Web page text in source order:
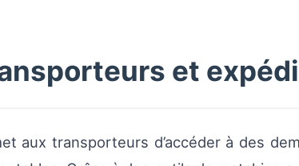
et
aux transporteurs d’accéder à des